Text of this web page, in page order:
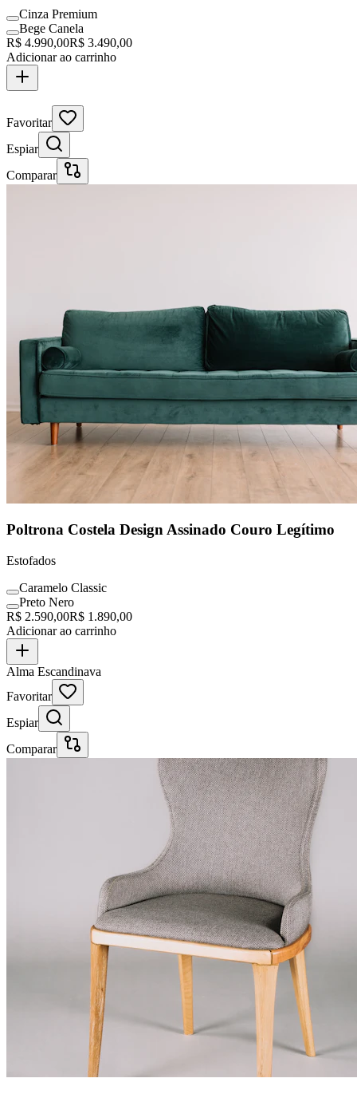
Cinza Premium
Bege Canela
R$ 4.990,00R$ 3.490,00
Adicionar ao carrinho
Favoritar
Espiar
Comparar
Poltrona Costela Design Assinado Couro Legítimo
Estofados
Caramelo Classic
Preto Nero
R$ 2.590,00R$ 1.890,00
Adicionar ao carrinho
Alma Escandinava
Favoritar
Espiar
Comparar